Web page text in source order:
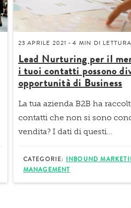
23 APRILE 2021 -4 MIN DI LETTURA
Lead Nurturing per il
i tuoi contatti possono
opportunità di Business
La tua azienda B2B ha
contatti che non si sono
vendita? I dati di questi...
CATEGORIE: INBOUND
MANAGEMENT